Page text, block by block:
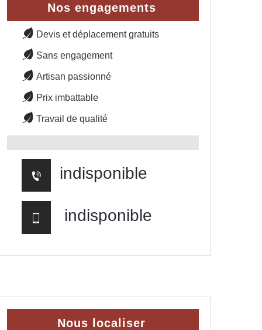
Nos engagements
Devis et déplacement gratuits
Sans engagement
Artisan passionné
Prix imbattable
Travail de qualité
indisponible
indisponible
Nous localiser